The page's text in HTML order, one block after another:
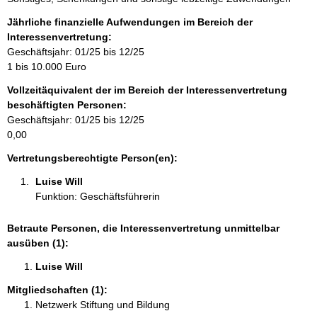
n
f
o
r
m
t
i
o
n
e
Jährliche finanzielle Aufwendungen im Bereich der
Interessenvertretung:
Geschäftsjahr: 01/25 bis 12/25
1 bis 10.000 Euro
Vollzeitäquivalent der im Bereich der Interessenvertretung
beschäftigten Personen:
Geschäftsjahr: 01/25 bis 12/25
0,00
Vertretungsberechtigte Person(en):
Luise Will
Funktion: Geschäftsführerin
Betraute Personen, die Interessenvertretung unmittelbar
ausüben (1):
Luise Will
Mitgliedschaften (1):
Netzwerk Stiftung und Bildung